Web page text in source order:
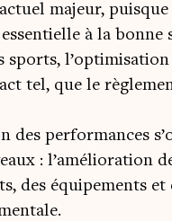
majeur, puisque
à la bonne
sports,
tel, que le
des performances
: l’amélioration
des équipements et